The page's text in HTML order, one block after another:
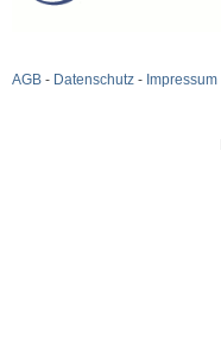
AGB - Datenschutz - Impressum